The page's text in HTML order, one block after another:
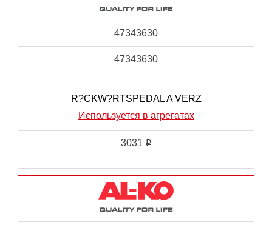
47343630
47343630
R?CKW?RTSPEDAL A VERZ
Используется в агрегатах
3031 i